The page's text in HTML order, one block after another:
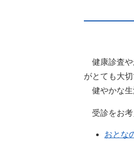
健康診査や
がとても大切
健やかな生
受診をお考
おとな